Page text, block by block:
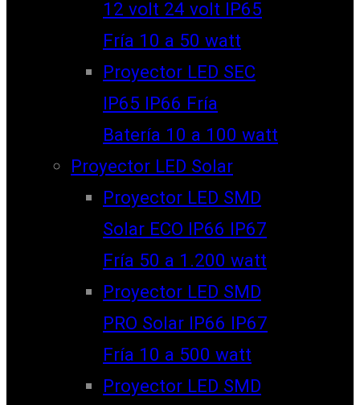
12 volt 24 volt IP65
Fría 10 a 50 watt
Proyector LED SEC
IP65 IP66 Fría
Batería 10 a 100 watt
Proyector LED Solar
Proyector LED SMD
Solar ECO IP66 IP67
Fría 50 a 1.200 watt
Proyector LED SMD
PRO Solar IP66 IP67
Fría 10 a 500 watt
Proyector LED SMD